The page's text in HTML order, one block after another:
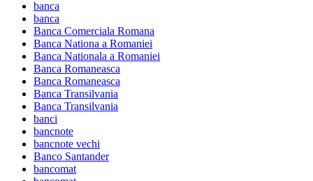
banca
banca
Banca Comerciala Romana
Banca Nationa a Romaniei
Banca Nationala a Romaniei
Banca Romaneasca
Banca Romaneasca
Banca Transilvania
Banca Transilvania
banci
bancnote
bancnote vechi
Banco Santander
bancomat